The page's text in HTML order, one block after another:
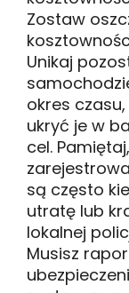
Zostaw
Unikaj
okres
ukryć je w
cel.
są często
utratę lub
lokalnej
Musisz